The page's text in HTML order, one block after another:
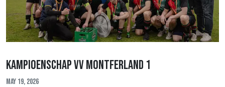
Kampioenschap vv Montferland 1
May 19, 2026